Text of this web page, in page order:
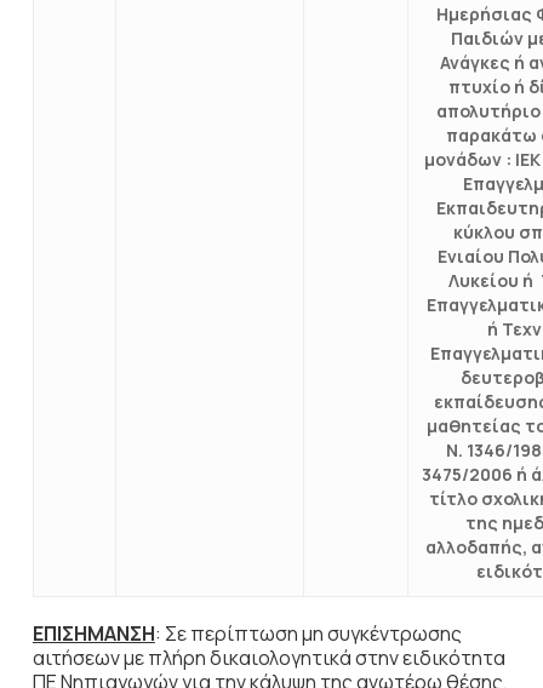
Ημερήσιας
Παιδιών
Ανάγκες ή
πτυχίο ή
παρακάτω
μονάδων :
κύκλου
Ενιαίου
Λυκείου ή
ή
μαθητείας
Ν. 1346/
3475/2006 ή
τίτλο
της
αλλοδαπής,
ΕΠΙΣΗΜΑΝΣΗ: Σε περίπτωση μη συγκέντρωσης
αιτήσεων με πλήρη δικαιολογητικά στην ειδικότητα
ΠΕ Νηπιαγωγώνγια την κάλυψη της ανωτέρω θέσης,